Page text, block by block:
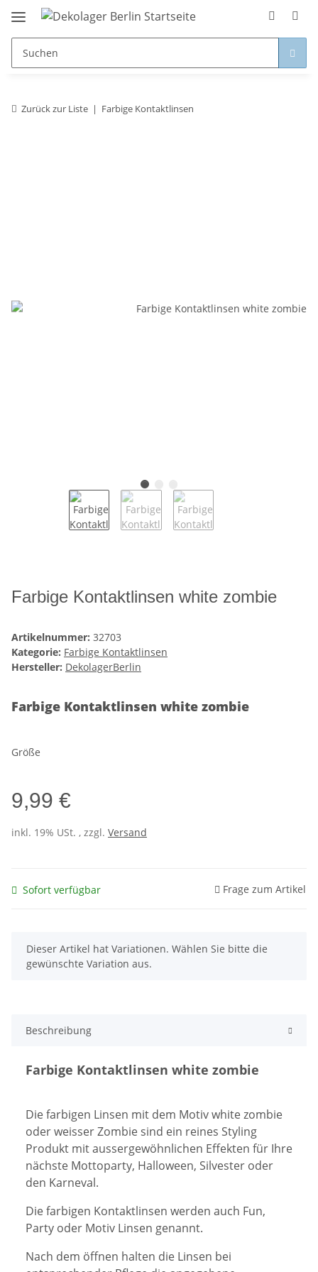
Zurück zur Liste Farbige Kontaktlinsen
Farbige Kontaktlinsen white zombie
Artikelnummer: 32703
Kategorie: Farbige Kontaktlinsen
Hersteller: DekolagerBerlin
Farbige Kontaktlinsen white zombie
Größe
9,99 €
inkl. 19% USt. , zzgl. Versand
Sofort verfügbar Frage zum Artikel
x
Dieser Artikel hat Variationen. Wählen Sie bitte die
gewünschte Variation aus.
Beschreibung
Farbige Kontaktlinsen white zombie
Die farbigen Linsen mit dem Motiv white zombie
oder weisser Zombie sind ein reines Styling
Produkt mit aussergewöhnlichen Effekten für Ihre
nächste Mottoparty, Halloween, Silvester oder
den Karneval.
Die farbigen Kontaktlinsen werden auch Fun,
Party oder Motiv Linsen genannt.
Nach dem öffnen halten die Linsen bei